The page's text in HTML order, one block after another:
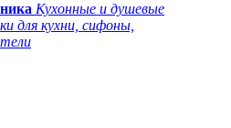
Кухонные и душевые
для кухни, сифоны,